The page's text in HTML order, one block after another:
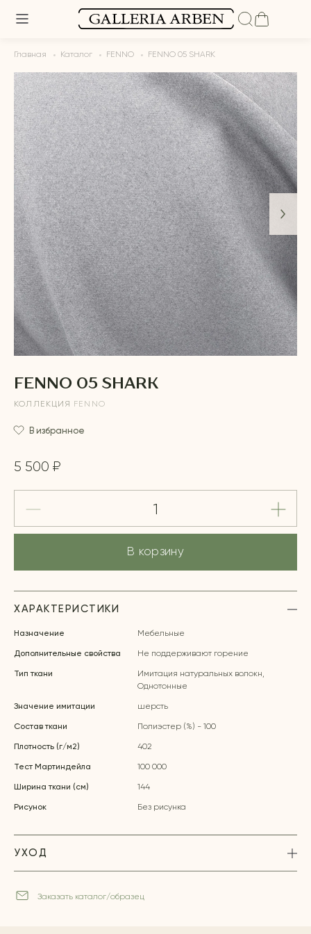
Главная Каталог FENNO FENNO 05 SHARK
FENNO 05 SHARK
КОЛЛЕКЦИЯ FENNO
В избранное
5 500 ₽
В корзину
ХАРАКТЕРИСТИКИ
Назначение Мебельные
Дополнительные свойства Не поддерживают горение
Тип ткани
Имитация натуральных волокн,
Однотонные
Значение имитации шерсть
Состав ткани Полиэстер (%) - 100
Плотность (г/м2) 402
Тест Мартиндейла 100 000
Ширина ткани (см) 144
Рисунок Без рисунка
УХОД
Заказать каталог/образец